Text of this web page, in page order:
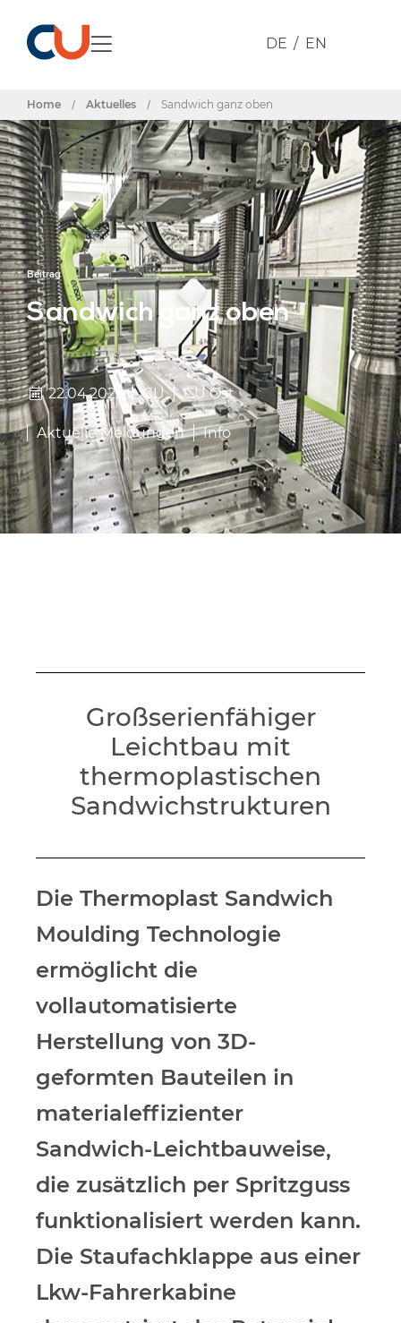
DE EN
Home / Aktuelles / Sandwich ganz oben
Beitrag
Sandwich ganz oben
22.04.2025 CU CU Ost
Aktuelle Meldungen Info
Großserienfähiger
Leichtbau mit
thermoplastischen
Sandwichstrukturen
Die Thermoplast Sandwich
Moulding Technologie
ermöglicht die
vollautomatisierte
Herstellung von 3D-
geformten Bauteilen in
materialeffizienter
Sandwich-Leichtbauweise,
die zusätzlich per Spritzguss
funktionalisiert werden kann.
Die Staufachklappe aus einer
Lkw-Fahrerkabine